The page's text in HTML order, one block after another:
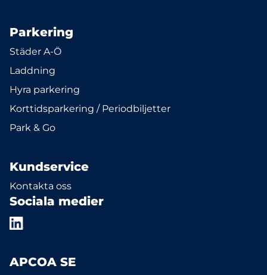
Parkering
Städer A-Ö
Laddning
Hyra parkering
Korttidsparkering / Periodbiljetter
Park & Go
Kundservice
Kontakta oss
Sociala medier
APCOA SE